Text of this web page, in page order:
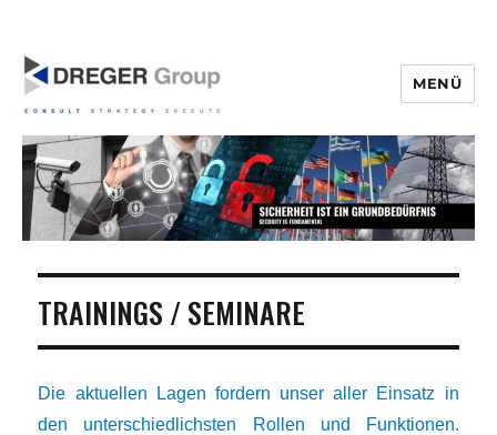
DregerGroup
MENÜ
TRAININGS / SEMINARE
Die aktuellen Lagen fordern unser aller Einsatz in
den unterschiedlichsten Rollen und Funktionen.